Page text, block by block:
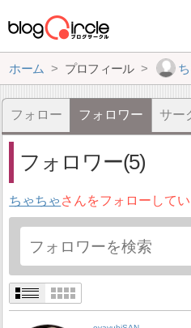
ホーム プロフィール
フォロー フォロワー サー
フォロワー(5)
ちゃちゃ さんをフォローして